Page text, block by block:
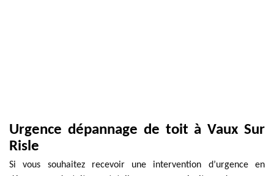
Urgence dépannage de toit à Vaux Sur
Risle
Si vous souhaitez recevoir une intervention d’urgence en